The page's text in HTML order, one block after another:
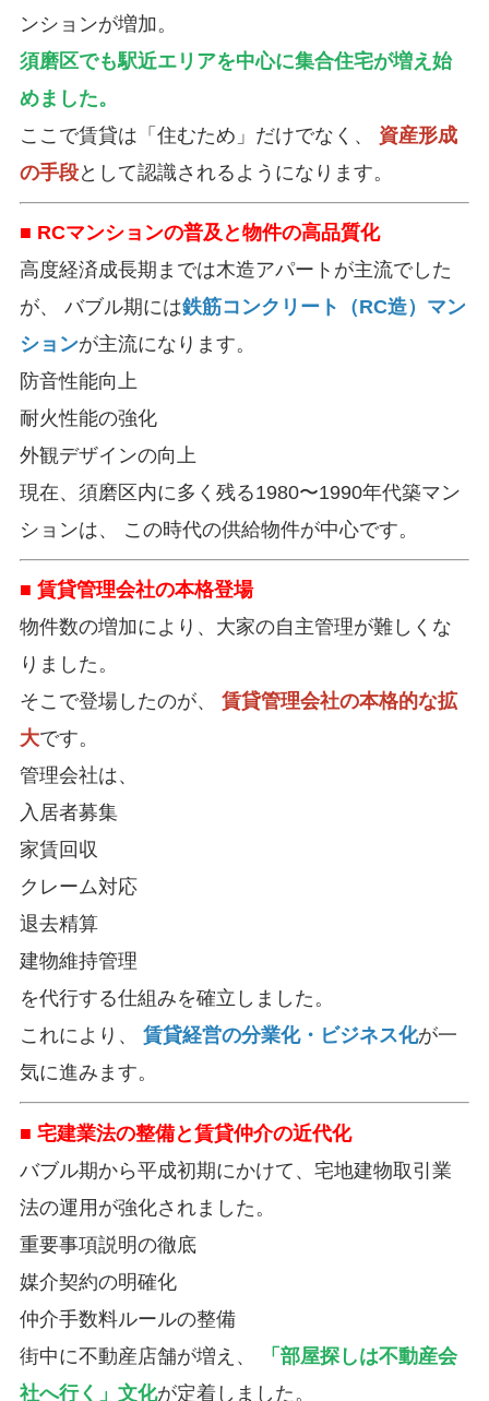
ンションが増加。
須磨区でも駅近エリアを中心に集合住宅が増え始
めました。
ここで賃貸は「住むため」だけでなく、 資産形成
の手段として認識されるようになります。
■ RCマンションの普及と物件の高品質化
高度経済成長期までは木造アパートが主流でした
が、 バブル期には鉄筋コンクリート（RC造）マン
ションが主流になります。
防音性能向上
耐火性能の強化
外観デザインの向上
現在、須磨区内に多く残る1980〜1990年代築マン
ションは、 この時代の供給物件が中心です。
■ 賃貸管理会社の本格登場
物件数の増加により、大家の自主管理が難しくな
りました。
そこで登場したのが、 賃貸管理会社の本格的な拡
大です。
管理会社は、
入居者募集
家賃回収
クレーム対応
退去精算
建物維持管理
を代行する仕組みを確立しました。
これにより、 賃貸経営の分業化・ビジネス化が一
気に進みます。
■ 宅建業法の整備と賃貸仲介の近代化
バブル期から平成初期にかけて、宅地建物取引業
法の運用が強化されました。
重要事項説明の徹底
媒介契約の明確化
仲介手数料ルールの整備
街中に不動産店舗が増え、
「部屋探しは不動産会
社へ行く」文化が定着しました。